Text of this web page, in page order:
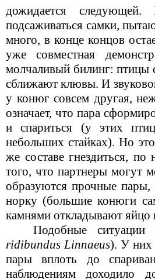
дожидается
подсаживаться самки,
много, в конце концов
уже совместная
молчаливый билинг: птицы
сближают клювы. И
у конюг совсем другая,
означает, что пара
и спариться (у этих
небольших стайках). Но
же составе гнездиться,
того, что партнеры могут
образуются прочные
норку (большие конюги
камнями откладывают яйцо
Подобные
ridibundus Linnaeus). У них
пары вплоть до
наблюдениям доходило